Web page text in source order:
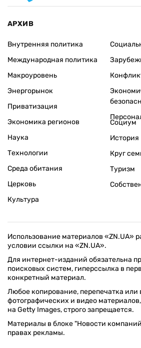
АРХИВ
Внутренняя политика
Международная политика
Макроуровень
Энергорынок
Приватизация
Экономика регионов
Наука
Технологии
Среда обитания
Церковь
Культура
Социум
История
Круг
Туризм
Использование материалов «ZN.UA»
условии ссылки на «ZN.UA».
Для интернет-изданий обязательна
поисковых систем, гиперссылка в
конкретный материал.
Любое копирование, перепечатка или
фотографических и видео
на Getty Images, строго запрещается.
Материалы в блоке "Новости
правах рекламы.